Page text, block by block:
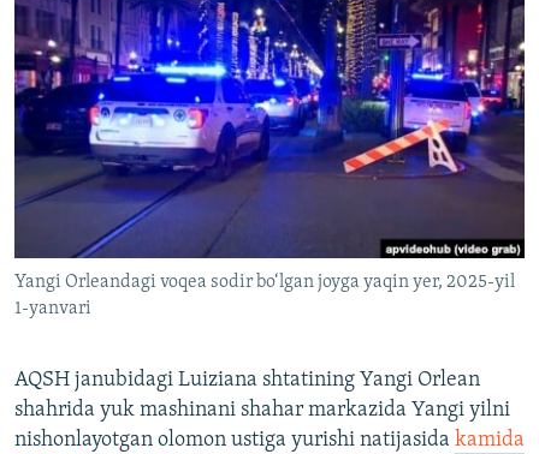
Озодлик бошқа тилларда
Yangi Orleandagi voqea sodir bo‘lgan joyga yaqin yer, 2025-yil
1-yanvari
AQSH janubidagi Luiziana shtatining Yangi Orlean
shahrida yuk mashinani shahar markazida Yangi yilni
nishonlayotgan olomon ustiga yurishi natijasida kamida